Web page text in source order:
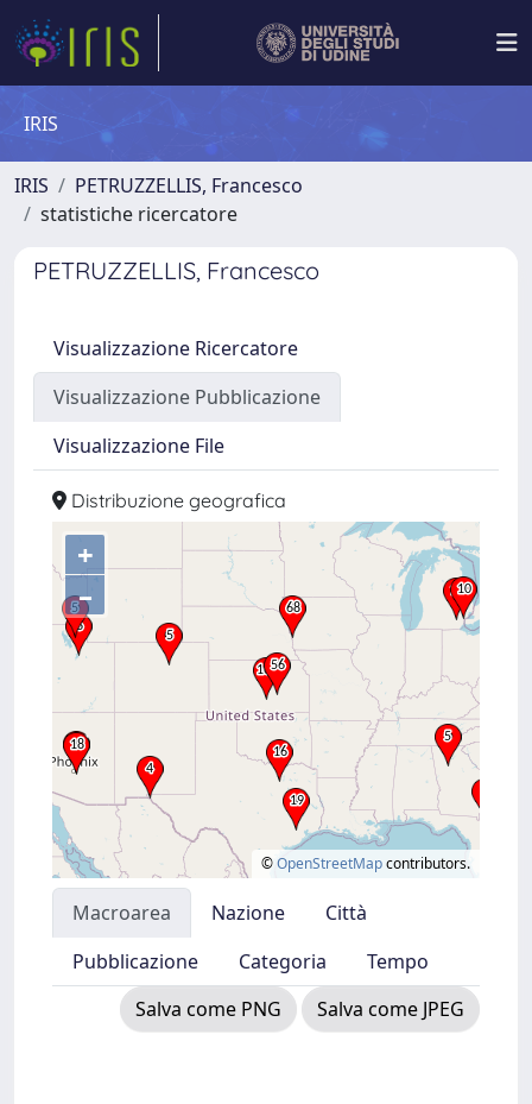
IRIS
IRIS
PETRUZZELLIS, Francesco
statistiche ricercatore
PETRUZZELLIS, Francesco
Visualizzazione Ricercatore
Visualizzazione Pubblicazione
Visualizzazione File
Distribuzione geografica
+
–
©OpenStreetMapcontributors.
Macroarea Nazione
Città
Pubblicazione
Categoria
Tempo
Salva come PNG
Salva come JPEG